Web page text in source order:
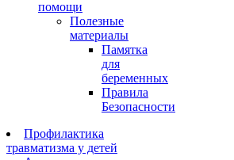
помощи
Полезные
материалы
Памятка
для
беременных
Правила
Безопасности
Профилактика
травматизма у детей